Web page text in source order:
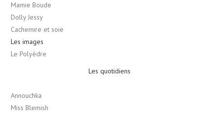
Mamie Boude
Dolly Jessy
Cachemire et soie
Les images
Le Polyèdre
Les quotidiens
Annouchka
Miss Blemish